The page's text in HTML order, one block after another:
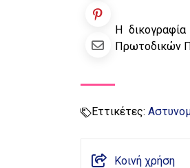
Η
Πρωτοδικών
Εττικέτες:
Κοινή χρήση